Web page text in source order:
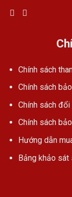
Chính sách
Chính sách
Chính sách
Chính sách
Hướng dẫn
Bảng khảo sát